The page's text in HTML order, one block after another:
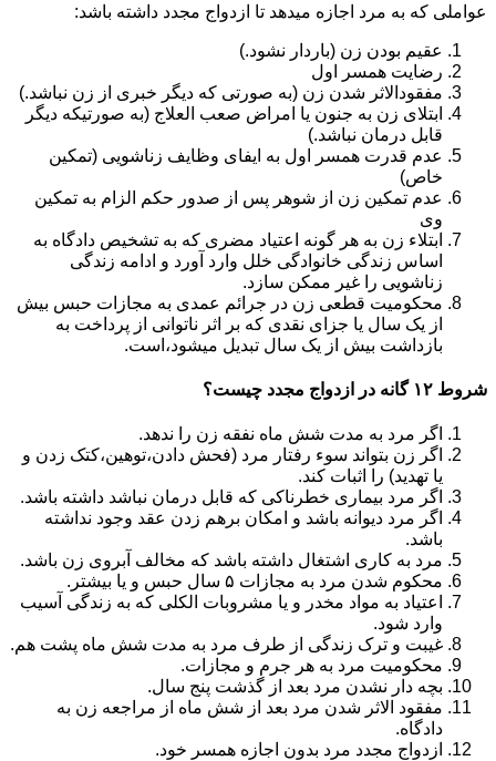
عواملی که به مرد اجازه میدهد تا ازدواج مجدد داشته باشد:
عقیم بودن زن (باردار نشود.)
رضایت همسر اول
مفقودالاثر شدن زن (به صورتی که دیگر خبری از زن نباشد.)
ابتلای زن به جنون یا امراض صعب العلاج (به صورتیکه دیگر
قابل درمان نباشد.)
عدم قدرت همسر اول به ایفای وظایف زناشویی (تمکین
خاص)
عدم تمکین زن از شوهر پس از صدور حکم الزام به تمکین
وی
ابتلاء زن به هر گونه اعتیاد مضری که به تشخیص دادگاه به
اساس زندگی خانوادگی خلل وارد آورد و ادامه زندگی
زناشویی را غیر ممکن سازد.
محکومیت قطعی زن در جرائم عمدی به مجازات حبس بیش
از یک سال یا جزای نقدی که بر اثر ناتوانی از پرداخت به
بازداشت بیش از یک سال تبدیل می‎شود،است.
شروط ۱۲ گانه در ازدواج مجدد چیست؟
اگر مرد به مدت شش ماه نفقه زن را ندهد.
اگر زن بتواند سوء رفتار مرد (فحش دادن،توهین،کتک زدن و
یا تهدید) را اثبات کند.
اگر مرد بیماری خطرناکی که قابل درمان نباشد داشته باشد.
اگر مرد دیوانه باشد و امکان برهم زدن عقد وجود نداشته
باشد.
مرد به کاری اشتغال داشته باشد که مخالف آبروی زن باشد.
محکوم شدن مرد به مجازات ۵ سال حبس و یا بیشتر.
اعتیاد به مواد مخدر و یا مشروبات الکلی که به زندگی آسیب
وارد شود.
غیبت و ترک زندگی از طرف مرد به مدت شش ماه پشت هم.
محکومیت مرد به هر جرم و مجازات.
بچه دار نشدن مرد بعد از گذشت پنج سال.
مفقود الاثر شدن مرد بعد از شش ماه از مراجعه زن به
دادگاه.
ازدواج مجدد مرد بدون اجازه همسر خود.